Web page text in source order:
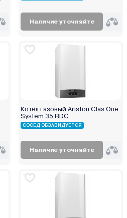
Наличие уточняйте
Котёл газовый Ariston Clas One
System 35 RDC
СОСЕД ОБЗАВИДУЕТСЯ
Наличие уточняйте